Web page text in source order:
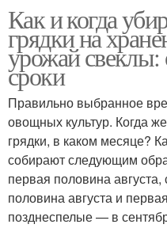
Как и когда
грядки на
урожай
сроки
Правильно выбранное
овощных культур. Когда
грядки, в каком месяце?
собирают следующим
первая половина
половина августа и
позднеспелые — в